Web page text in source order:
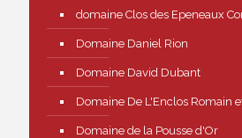
domaine Clos des Epeneaux
Domaine Daniel Rion
Domaine David Dubant
Domaine De L'Enclos Romain
Domaine de la Pousse d'Or